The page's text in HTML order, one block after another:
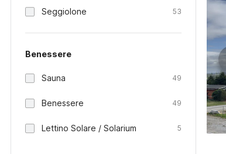
Seggiolone 53
Benessere
Sauna 49
Benessere 49
Lettino Solare / Solarium 5